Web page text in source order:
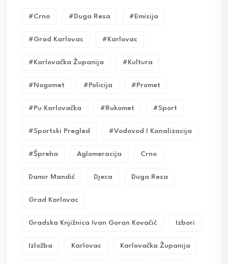
#crno #duga Resa #emisija
#grad Karlovac #karlovac
#karlovačka Županija #kultura
#nogomet #policija #promet
#pu Karlovačka #rukomet #sport
#sportski Pregled #vodovod I Kanalizacija
#Špreha Aglomeracija Crno
Damir Mandić Djeca Duga Resa
Grad Karlovac
Gradska Knjižnica Ivan Goran Kovačić Izbori
Izložba Karlovac Karlovačka Županija